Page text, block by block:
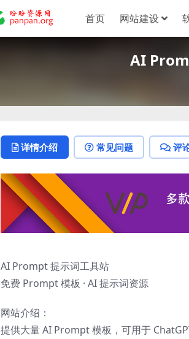
首页 网站建设
AI
详情介绍 常见问题 评
AI Prompt 提示词工具站
免费 Prompt 模板 · AI 提示词资源
网站介绍：
提供大量 AI Prompt 模板，可用于